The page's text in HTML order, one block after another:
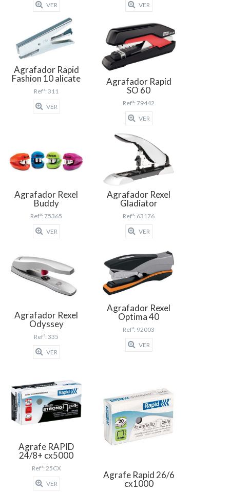
VER
VER
Agrafador Rapid
Fashion 10 alicate
Refª: 311
VER
Agrafador Rapid
SO 60
Refª: 79442
VER
Agrafador Rexel
Buddy
Refª: 75365
VER
Agrafador Rexel
Gladiator
Refª: 63176
VER
Agrafador Rexel
Odyssey
Refª: 335
VER
Agrafador Rexel
Optima 40
Refª: 92003
VER
Agrafe RAPID
24/8+ cx5000
Refª: 25CX
VER
Agrafe Rapid 26/6
cx1000